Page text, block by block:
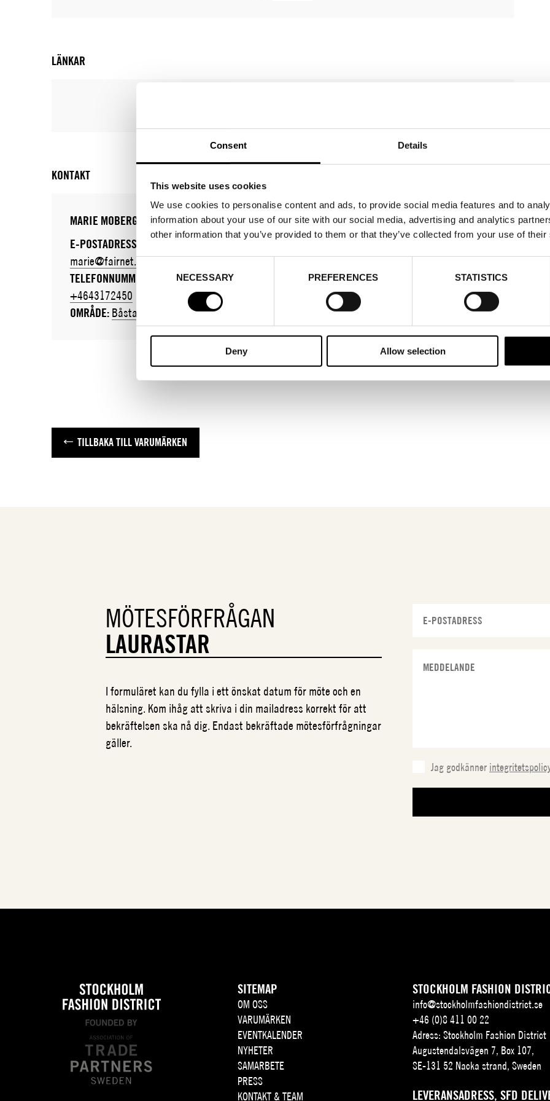
Consent Details
This website uses cookies
We use cookies to personalise content and ads, to provide social media features and to
information about your use of our site with our social media, advertising and analytics
other information that you’ve provided to them or that they’ve collected from your use of
NECESSARY PREFERENCES STATISTICS
Deny Allow selection
LÄNKAR
KONTAKT
MARIE MOBERG
E-POSTADRESS:
marie@fairnet.se
TELEFONNUMMER:
+4643172450
OMRÅDE: Båstad
TILLBAKA TILL VARUMÄRKEN
MÖTESFÖRFRÅGAN
LAURASTAR
I formuläret kan du fylla i ett önskat datum för möte och en
hälsning. Kom ihåg att skriva i din mailadress korrekt för att
bekräftelsen ska nå dig. Endast bekräftade mötesförfrågningar
gäller.
Jag godkänner
SITEMAP
OM OSS
VARUMÄRKEN
EVENTKALENDER
NYHETER
SAMARBETE
PRESS
KONTAKT & TEAM
STOCKHOLM FASHION
info@stockholmfashiondistrict.se
+46 (0)8 411 00 22
Adress: Stockholm Fashion District
Augustendalsvägen 7, Box 107,
SE-131 52 Nacka strand, Sweden
LEVERANSADRESS, SFD